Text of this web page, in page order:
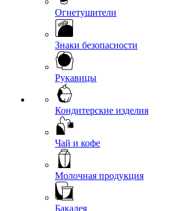
Огнетушители
Знаки безопасности
Рукавицы
Кондитерские изделия
Чай и кофе
Молочная продукция
Бакалея